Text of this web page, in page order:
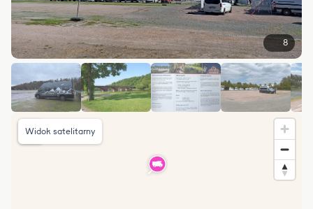
8
Widok satelitarny